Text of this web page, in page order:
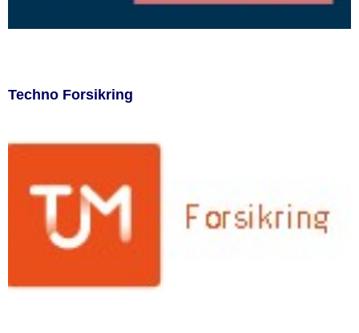
Techno Forsikring